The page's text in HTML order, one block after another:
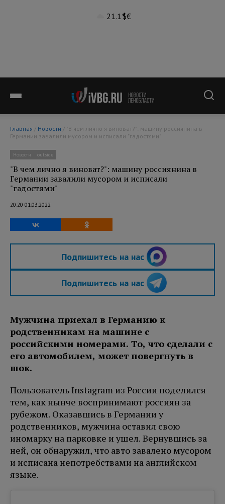
21.1°$€
Главная / Новости
Германии завалили мусором и исписали "гадостями"
Новости outside
"В чем лично я виноват?": машину россиянина в
Германии завалили мусором и исписали
"гадостями"
20:20 01.03.2022
Подпишитесь на нас
Подпишитесь на нас
Мужчина приехал в Германию к
родственникам на машине с
российскими номерами. То, что сделали с
его автомобилем, может повергнуть в
шок.
Пользователь Instagram из России поделился
тем, как нынче воспринимают россиян за
рубежом. Оказавшись в Германии у
родственников, мужчина оставил свою
иномарку на парковке и ушел. Вернувшись за
ней, он обнаружил, что авто завалено мусором
и исписана непотребствами на английском
языке.